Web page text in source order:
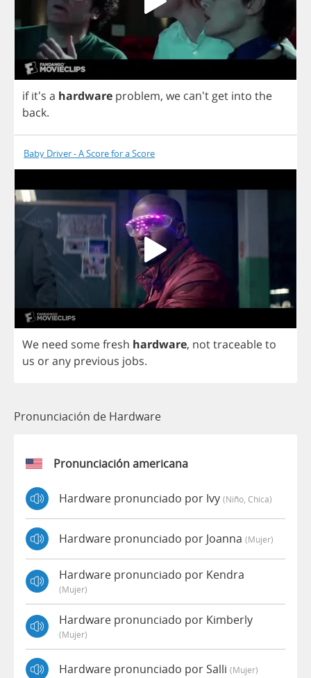
ifit's a hardware problem, we can'tget into the
back.
Baby Driver - A Score for a Score
We need somefresh hardware, nottraceableto
us orany previous jobs.
Pronunciación de Hardware
Pronunciación americana
Hardware pronunciado por Ivy (niño, Chica)
Hardware pronunciado por Joanna (mujer)
Hardware pronunciado por Kendra
(mujer)
Hardware pronunciado por Kimberly
(mujer)
Hardware pronunciado por Salli (mujer)